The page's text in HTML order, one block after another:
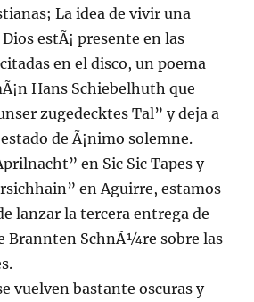
La idea de vivir una
estÃ¡ presente en las
en el disco, un poema
Hans Schiebelhuth que
zugedecktes Tal” y deja a
de Ã¡nimo solemne.
en Sic Sic Tapes y
en Aguirre, estamos
lanzar la tercera entrega de
Brannten SchnÃ¼re sobre las
vuelven bastante oscuras y